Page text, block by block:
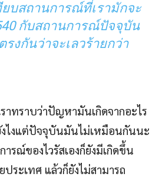
ยบสถานการณ์ที่เรามักจะ
กับสถานการณ์ปัจจุบัน
งกันว่าจะเลวร้ายกว่า
ราทราบว่าปัญหามันเกิดจากอะไร
งไงแต่ปัจจุบันมันไม่เหมือนกันนะ
ารณ์ของไวรัสเองก็ยังมีเกิดขึ้น
ระเทศ แล้วก็ยังไม่สามารถ